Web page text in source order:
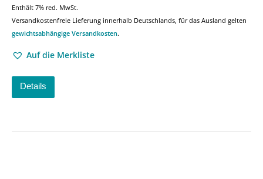
Enthält 7% red. MwSt.
Versandkostenfreie Lieferung innerhalb Deutschlands, für das Ausland gelten
gewichtsabhängige Versandkosten.
Auf die Merkliste
Details